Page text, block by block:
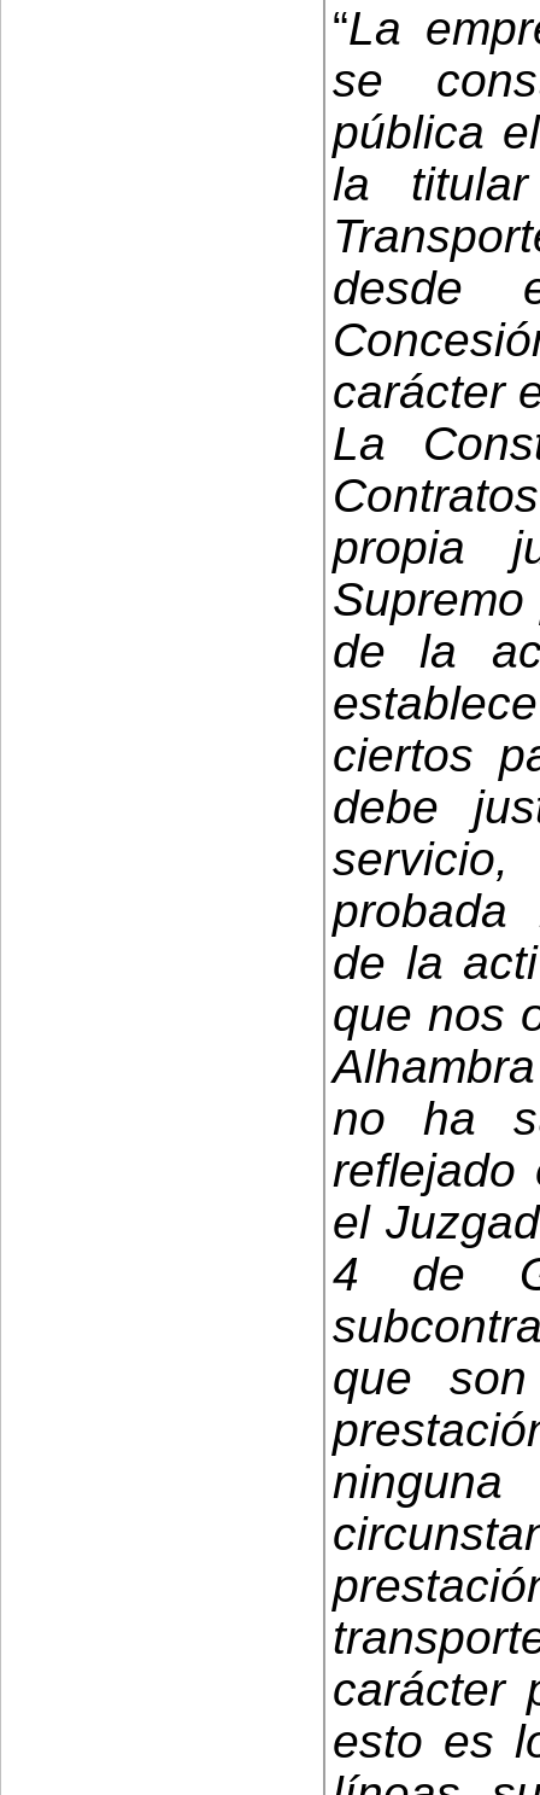
“La
se
pública
la
desde
carácter
La
propia
de la
ciertos
debe
probada
de la
que nos
no ha
reflejado
el
4 de
que
ninguna
carácter
esto es